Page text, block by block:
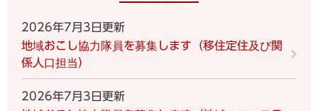
2026年7月3日更新
地域おこし協力隊員を募集します（移住定住及び関
係人口担当）
2026年7月3日更新